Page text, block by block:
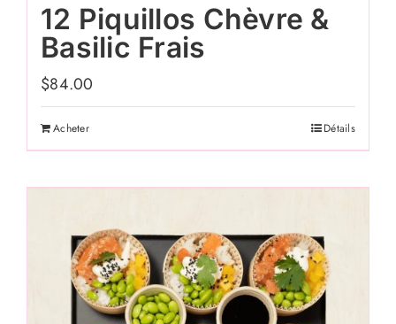
12 Piquillos Chèvre &
Basilic Frais
$84.00
Acheter Détails